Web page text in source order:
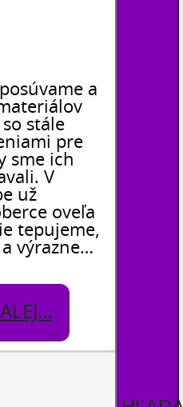
a
stále
pre
sme ich
V
už
oveľa
tepujeme,
výrazne…